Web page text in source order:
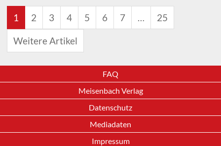
1 2 3 4 5 6 7 … 25
Weitere Artikel
FAQ
Meisenbach Verlag
Datenschutz
Mediadaten
Impressum